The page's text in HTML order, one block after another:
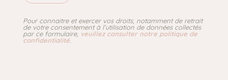
Pour connaitre et exercer vos droits, notamment de retrait
de votre consentement à l’utilisation de données collectés
par ce formulaire, veuillez consulter notre politique de
confidentialité.